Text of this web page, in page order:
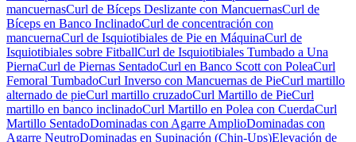
mancuernasCurl de Bíceps Deslizante con MancuernasCurl de
Bíceps en Banco InclinadoCurl de concentración con
mancuernaCurl de Isquiotibiales de Pie en MáquinaCurl de
Isquiotibiales sobre FitballCurl de Isquiotibiales Tumbado a Una
PiernaCurl de Piernas SentadoCurl en Banco Scott con PoleaCurl
Femoral TumbadoCurl Inverso con Mancuernas de PieCurl martillo
alternado de pieCurl martillo cruzadoCurl Martillo de PieCurl
martillo en banco inclinadoCurl Martillo en Polea con CuerdaCurl
Martillo SentadoDominadas con Agarre AmplioDominadas con
Agarre NeutroDominadas en Supinación (Chin-Ups)Elevación de